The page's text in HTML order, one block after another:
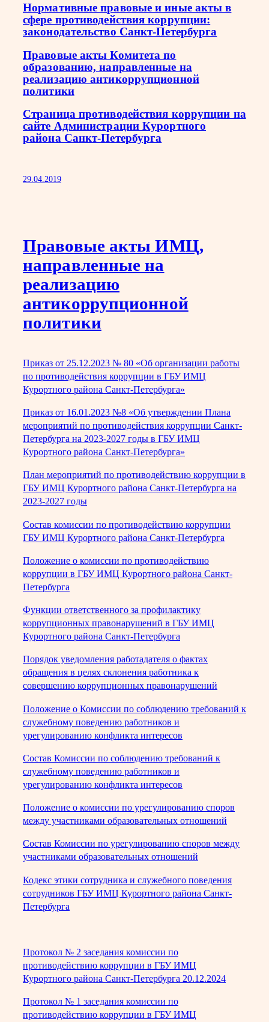
Нормативные правовые и иные акты в
сфере противодействия коррупции:
законодательство Санкт-Петербурга
Правовые акты Комитета по
образованию, направленные на
реализацию антикоррупционной
политики
Страница противодействия коррупции на
сайте Администрации Курортного
района Санкт-Петербурга
29.04.2019
Правовые акты ИМЦ,
направленные на
реализацию
антикоррупционной
политики
Приказ от 25.12.2023 № 80 «Об организации работы
по противодействия коррупции в ГБУ ИМЦ
Курортного района Санкт-Петербурга»
Приказ от 16.01.2023 №8 «Об утверждении Плана
мероприятий по противодействия коррупции Санкт-
Петербурга на 2023-2027 годы в ГБУ ИМЦ
Курортного района Санкт-Петербурга»
План мероприятий по противодействию коррупции в
ГБУ ИМЦ Курортного района Санкт-Петербурга на
2023-2027 годы
Состав комиссии по противодействию коррупции
ГБУ ИМЦ Курортного района Санкт-Петербурга
Положение о комиссии по противодействию
коррупции в ГБУ ИМЦ Курортного района Санкт-
Петербурга
Функции ответственного за профилактику
коррупционных правонарушений в ГБУ ИМЦ
Курортного района Санкт-Петербурга
Порядок уведомления работадателя о фактах
обращения в целях склонения работника к
совершению коррупционных правонарушений
Положение о Комиссии по соблюдению требований к
служебному поведению работников и
урегулированию конфликта интересов
Состав Комиссии по соблюдению требований к
служебному поведению работников и
урегулированию конфликта интересов
Положение о комиссии по урегулированию споров
между участниками образовательных отношений
Состав Комиссии по урегулированию споров между
участниками образовательных отношений
Кодекс этики сотрудника и служебного поведения
сотрудников ГБУ ИМЦ Курортного района Санкт-
Петербурга
Протокол № 2 заседания комиссии по
противодействию коррупции в ГБУ ИМЦ
Курортного района Санкт-Петербурга 20.12.2024
Протокол № 1 заседания комиссии по
противодействию коррупции в ГБУ ИМЦ